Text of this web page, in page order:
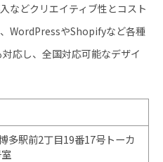
などクリエイティブ性とコスト
WordPressやShopifyなど各種
応し、全国対応可能なデザイ
多駅前2丁目19番17号トーカ